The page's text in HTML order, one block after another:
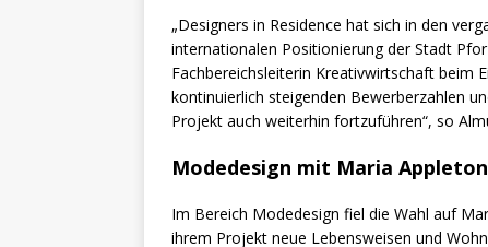
„Designers in Residence hat sich in den
internationalen Positionierung der Stadt
Fachbereichsleiterin Kreativwirtschaft beim
kontinuierlich steigenden Bewerberzahlen
Projekt auch weiterhin fortzuführen“, so
Modedesign mit Maria Appleton
Im Bereich Modedesign fiel die Wahl auf
ihrem Projekt neue Lebensweisen und